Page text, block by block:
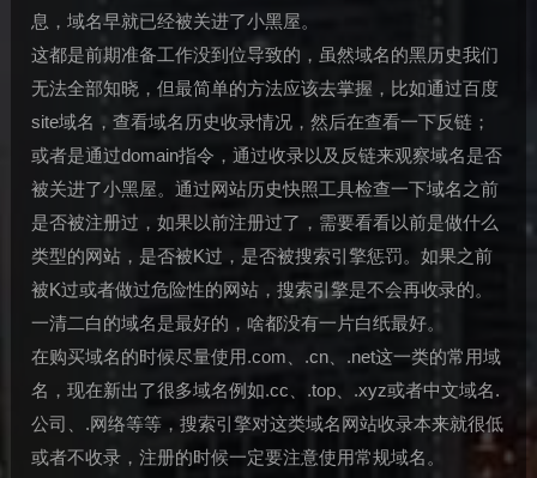
息，域名早就已经被关进了小黑屋。
这都是前期准备工作没到位导致的，虽然域名的黑历史我们
无法全部知晓，但最简单的方法应该去掌握，比如通过百度
site域名，查看域名历史收录情况，然后在查看一下反链；
或者是通过domain指令，通过收录以及反链来观察域名是否
被关进了小黑屋。通过网站历史快照工具检查一下域名之前
是否被注册过，如果以前注册过了，需要看看以前是做什么
类型的网站，是否被K过，是否被搜索引擎惩罚。如果之前
被K过或者做过危险性的网站，搜索引擎是不会再收录的。
一清二白的域名是最好的，啥都没有一片白纸最好。
在购买域名的时候尽量使用.com、.cn、.net这一类的常用域
名，现在新出了很多域名例如.cc、.top、.xyz或者中文域名.
公司、.网络等等，搜索引擎对这类域名网站收录本来就很低
或者不收录，注册的时候一定要注意使用常规域名。